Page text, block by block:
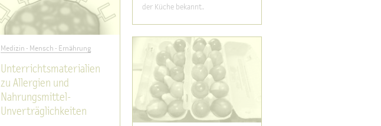
der Küche bekannt.
Medizin - Mensch - Ernährung
Unterrichtsmaterialien
zu Allergien und
Nahrungsmittel-
Unverträglichkeiten